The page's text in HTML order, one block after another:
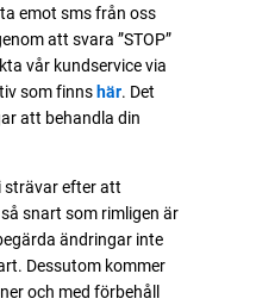
emot sms från oss
att svara ”STOP”
vår kundservice via
som finnshär. Det
att behandla din
strävar efter att
snart som rimligen är
ändringar inte
Dessutom kommer
och med förbehåll